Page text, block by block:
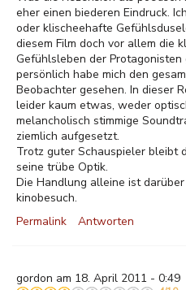
eher einen biederen Eindruck.
oder klischeehafte
diesem Film doch vor allem die
Gefühlsleben der Protagonisten
persönlich habe mich den
Beobachter gesehen. In dieser
leider kaum etwas, weder
melancholisch stimmige
ziemlich aufgesetzt.
Trotz guter Schauspieler bleibt
seine trübe Optik.
Die Handlung alleine ist
kinobesuch.
Permalink
Antworten
gordon am 18. April 2011 - 0:49